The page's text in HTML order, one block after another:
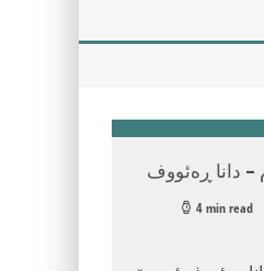
– دانا ڕەئووف
4 min read